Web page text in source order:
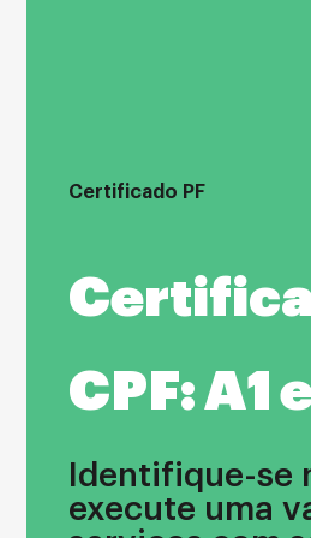
Certificado PF
CPF: A1
Identifique-se
execute uma